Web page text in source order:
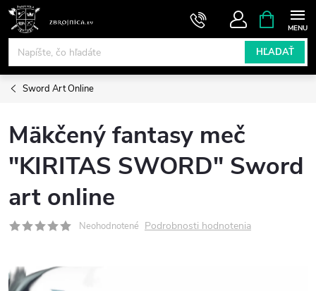
Prejsť
obsah
HĽADAŤ
KOŠÍK
Sword Art Online
Mäkčený fantasy meč
"KIRITAS SWORD" Sword
art online
Neohodnotené Podrobnosti hodnotenia